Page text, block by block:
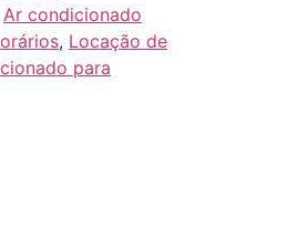
Ar condicionado
, Locação de
para